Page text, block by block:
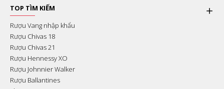
TOP TÌM KIẾM
Rượu Vang nhập khẩu
Rượu Chivas 18
Rượu Chivas 21
Rượu Hennessy XO
Rượu Johnnier Walker
Rượu Ballantines